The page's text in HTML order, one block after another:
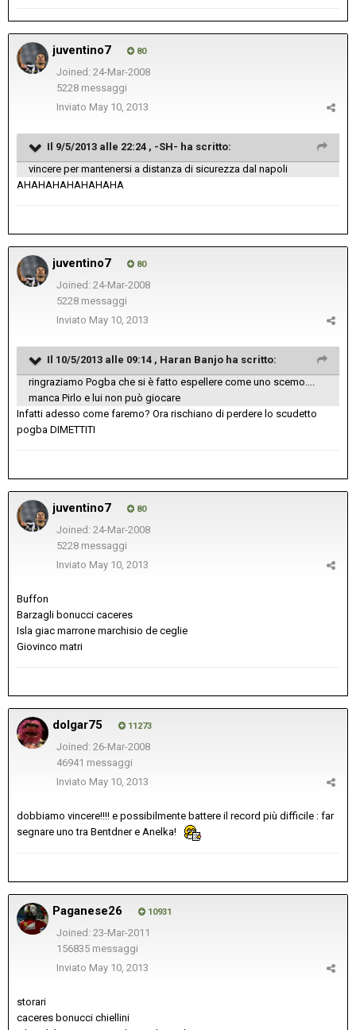
juventino7 80
Joined: 24-Mar-2008
5228 messaggi
Inviato May 10, 2013
Il 9/5/2013 alle 22:24 , -SH- ha scritto:
vincere per mantenersi a distanza di sicurezza dal napoli
AHAHAHAHAHAHAHA
juventino7 80
Joined: 24-Mar-2008
5228 messaggi
Inviato May 10, 2013
Il 10/5/2013 alle 09:14 , Haran Banjo ha scritto:
ringraziamo Pogba che si è fatto espellere come uno scemo....
manca Pirlo e lui non può giocare
Infatti adesso come faremo? Ora rischiano di perdere lo scudetto
pogba DIMETTITI
juventino7 80
Joined: 24-Mar-2008
5228 messaggi
Inviato May 10, 2013
Buffon
Barzagli bonucci caceres
Isla giac marrone marchisio de ceglie
Giovinco matri
dolgar75 11273
Joined: 26-Mar-2008
46941 messaggi
Inviato May 10, 2013
dobbiamo vincere!!!! e possibilmente battere il record più difficile : far
segnare uno tra Bentdner e Anelka!
Paganese26 10931
Joined: 23-Mar-2011
156835 messaggi
Inviato May 10, 2013
storari
caceres bonucci chiellini